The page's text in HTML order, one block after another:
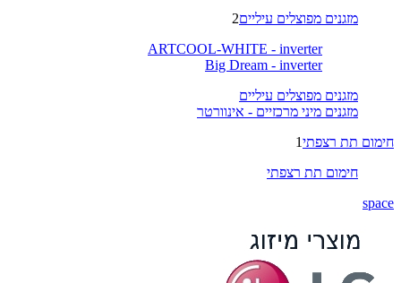
מזגנים מפוצלים עיליים2
ARTCOOL-WHITE - inverter
Big Dream - inverter
מזגנים מפוצלים עיליים
מזגנים מיני מרכזיים - אינוורטר
חימום תת רצפתי1
חימום תת רצפתי
space